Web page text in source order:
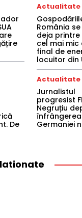
Actualitate
România
deja printre
cel mai mic
final de
locuitor din
De
Actualitate
Jurnalistul
progresist
Negruțiu
înfrângerea
Germaniei